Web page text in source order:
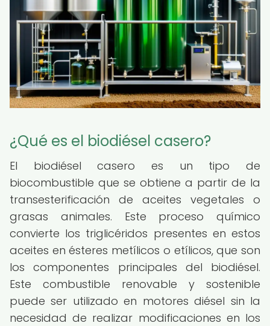
¿Qué es el biodiésel casero?
El biodiésel casero es un tipo de
biocombustible que se obtiene a partir de la
transesterificación de aceites vegetales o
grasas animales. Este proceso químico
convierte los triglicéridos presentes en estos
aceites en ésteres metílicos o etílicos, que son
los componentes principales del biodiésel.
Este combustible renovable y sostenible
puede ser utilizado en motores diésel sin la
necesidad de realizar modificaciones en los